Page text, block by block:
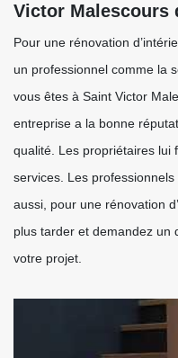
Victor Malescours
Pour une rénovation
un professionnel comme la
vous êtes à Saint Victor
entreprise a la bonne
qualité. Les propriétaires lui
services. Les
aussi, pour une rénovation
plus tarder et demandez un
votre projet.